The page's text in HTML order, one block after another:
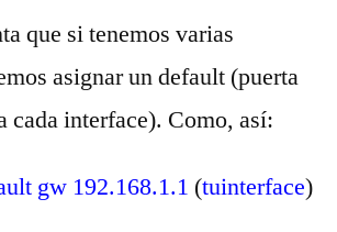
que si tenemos varias
asignar un default (puerta
cada interface). Como, así:
gw 192.168.1.1 (tuinterface)